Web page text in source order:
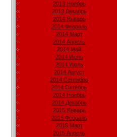
2013 Ноябрь
2013 Декабрь
2014 Январь
2014 Февраль
2014 Март
2014 Апрель
2014 Май
2014 Июнь
2014 Июль
2014 Август
2014 Сентябрь
2014 Октябрь
2014 Ноябрь
2014 Декабрь
2015 Январь
2015 Февраль
2015 Март
2015 Апрель